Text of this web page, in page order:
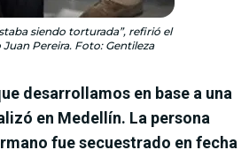
siendo torturada”, refirió el
Pereira. Foto: Gentileza
desarrollamos en base a una
en Medellín. La persona
fue secuestrado en fecha